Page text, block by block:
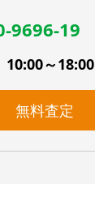
9696-19
10:00～18:00
無料査定